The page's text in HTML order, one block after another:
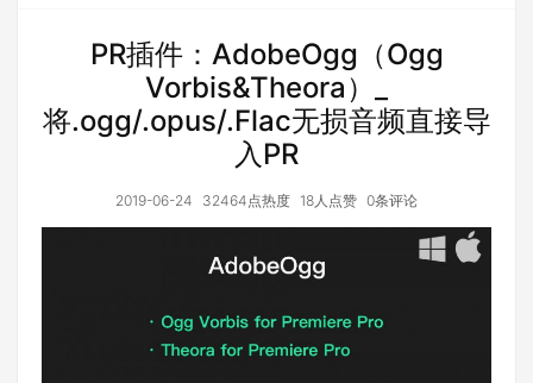
PR插件：AdobeOgg（Ogg
Vorbis&Theora）_
将.ogg/.opus/.Flac无损音频直接导
入PR
2019-06-24 32464点热度 18人点赞 0条评论